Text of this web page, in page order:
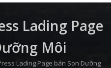
Lading Page
Môi
Lading Page bán Son Dưỡng